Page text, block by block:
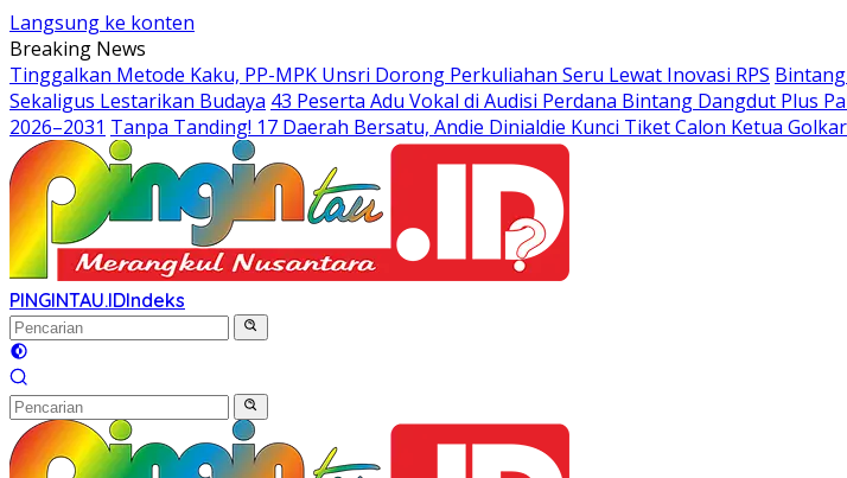
Langsung ke konten
Breaking News
Tinggalkan Metode Kaku, PP-MPK Unsri Dorong Perkuliahan Seru Lewat Inovasi RPS
Sekaligus Lestarikan Budaya 43 Peserta Adu Vokal di Audisi Perdana Bintang Dangdut Plus
2026–2031 Tanpa Tanding! 17 Daerah Bersatu, Andie Dinialdie Kunci Tiket Calon Ketua
PINGINTAU.IDIndeks